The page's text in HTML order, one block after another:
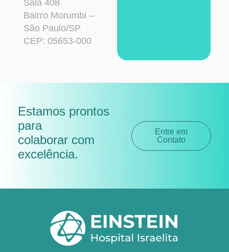
Sala 408
Bairro Morumbi –
São Paulo/SP
CEP: 05653-000
Estamos prontos
para
colaborar com
excelência.
Entre em
Contato